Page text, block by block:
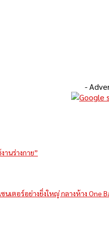
-
านร่างกาย”
เตอร์อย่างยิ่งใหญ่ กลางห้าง One